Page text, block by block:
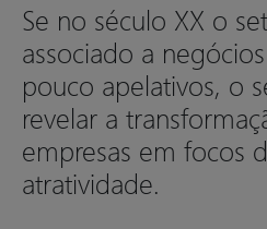
Se no século XX o
associado a
pouco apelativos, o
revelar a
empresas em focos
atratividade.